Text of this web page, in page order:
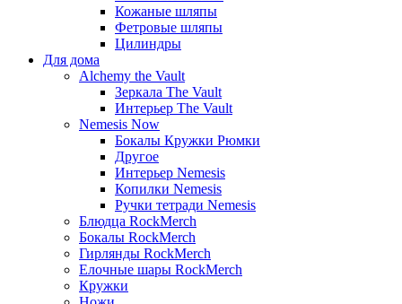
Кожаные шляпы
Фетровые шляпы
Цилиндры
Для дома
Alchemy the Vault
Зеркала The Vault
Интерьер The Vault
Nemesis Now
Бокалы Кружки Рюмки
Другое
Интерьер Nemesis
Копилки Nemesis
Ручки тетради Nemesis
Блюдца RockMerch
Бокалы RockMerch
Гирлянды RockMerch
Елочные шары RockMerch
Кружки